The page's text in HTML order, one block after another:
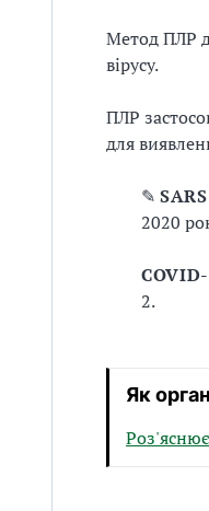
Метод ПЛР
вірусу.
ПЛР
для
✎
2020
2.
Як